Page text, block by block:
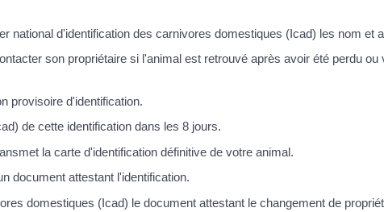
national d'identification des carnivores domestiques (Icad) les nom et
son propriétaire si l'animal est retrouvé après avoir été perdu ou
provisoire d'identification.
de cette identification dans les 8 jours.
la carte d'identification définitive de votre animal.
document attestant l'identification.
domestiques (Icad) le document attestant le changement de